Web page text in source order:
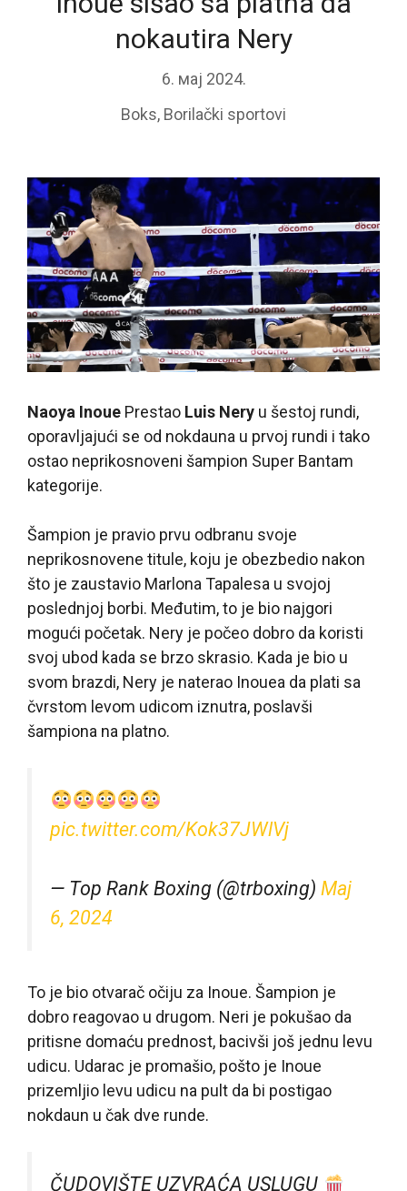
nokautira Nery
6. мај 2024.
Boks, Borilački sportovi
Naoya Inoue Prestao Luis Nery u šestoj rundi,
oporavljajući se od nokdauna u prvoj rundi i tako
ostao neprikosnoveni šampion Super Bantam
kategorije.
Šampion je pravio prvu odbranu svoje
neprikosnovene titule, koju je obezbedio nakon
što je zaustavio Marlona Tapalesa u svojoj
poslednjoj borbi. Međutim, to je bio najgori
mogući početak. Nery je počeo dobro da koristi
svoj ubod kada se brzo skrasio. Kada je bio u
svom brazdi, Nery je naterao Inouea da plati sa
čvrstom levom udicom iznutra, poslavši
šampiona na platno.
pic.twitter.com/Kok37JWlVj
— Top Rank Boxing (@trboxing) Maj
6, 2024
To je bio otvarač očiju za Inoue. Šampion je
dobro reagovao u drugom. Neri je pokušao da
pritisne domaću prednost, bacivši još jednu levu
udicu. Udarac je promašio, pošto je Inoue
prizemljio levu udicu na pult da bi postigao
nokdaun u čak dve runde.
ČUDOVIŠTE UZVRAĆA USLUGU